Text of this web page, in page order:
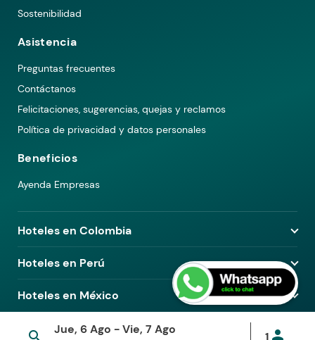
Sostenibilidad
Asistencia
Preguntas frecuentes
Contáctanos
Felicitaciones, sugerencias, quejas y reclamos
Política de privacidad y datos personales
Beneficios
Ayenda Empresas
Hoteles en Colombia
Hoteles en Medellín
Hoteles en Bogotá
Hoteles en Pereira
Hoteles en Perú
Hoteles en Lima
Hoteles en Arequipa
Hoteles en Piura
Hoteles en México
© 2026 Ayenda. Todos los derechos reservados.
search
Jue, 6 Ago - Vie, 7 Ago
1 person